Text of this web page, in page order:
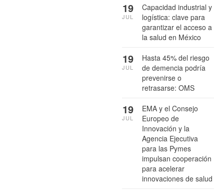
Capacidad industrial y
logística: clave para
garantizar el acceso a
la salud en México
19
JUL
Hasta 45% del riesgo
de demencia podría
prevenirse o
retrasarse: OMS
19
JUL
EMA y el Consejo
Europeo de
Innovación y la
Agencia Ejecutiva
para las Pymes
impulsan cooperación
para acelerar
innovaciones de salud
19
JUL